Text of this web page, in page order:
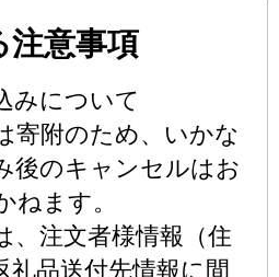
注意事項
みについて
寄附のため、いかな
後のキャンセルはお
ねます。
、注文者様情報（住
礼品送付先情報に間